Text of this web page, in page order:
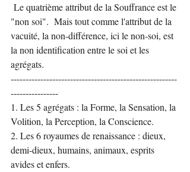
Le quatrième attribut de la Souffrance est le
"non soi".  Mais tout comme l'attribut de la
vacuité, la non-différence, ici le non-soi, est
la non identification entre le soi et les
agrégats.
--------------------------------------------------------
----------------
1. Les 5 agrégats : la Forme, la Sensation, la
Volition, la Perception, la Conscience.
2. Les 6 royaumes de renaissance : dieux,
demi-dieux, humains, animaux, esprits
avides et enfers.